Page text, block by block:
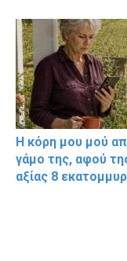
Η κόρη μου μού
γάμο της, αφού
αξίας 8